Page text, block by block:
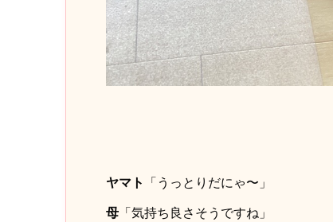
ヤマト 「うっとりだにゃ〜」
母「気持ち良さそうですね」